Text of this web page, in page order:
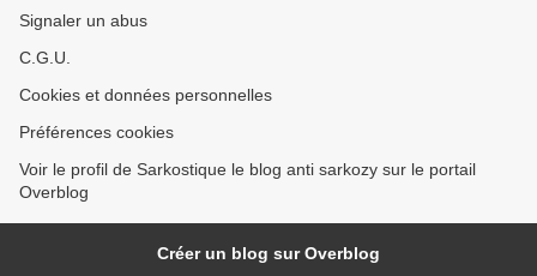
Signaler un abus
C.G.U.
Cookies et données personnelles
Préférences cookies
Voir le profil de Sarkostique le blog anti sarkozy sur le portail
Overblog
Créer un blog sur Overblog